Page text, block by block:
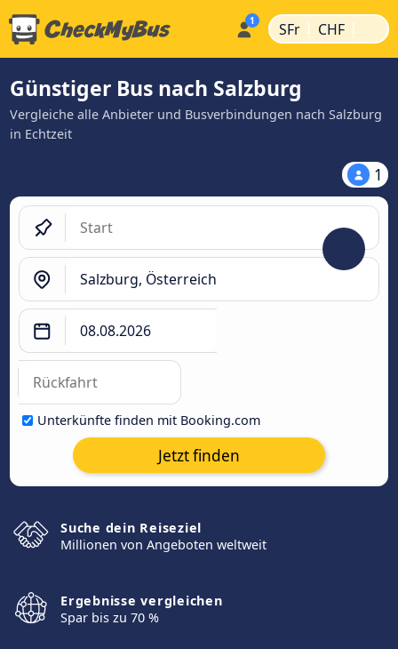
SFr | CHF |
Günstiger Bus nach Salzburg
Vergleiche alle Anbieter und Busverbindungen nach Salzburg
in Echtzeit
1
Unterkünfte finden mit Booking.com
Jetzt finden
Suche dein Reiseziel
Millionen von Angeboten weltweit
Ergebnisse vergleichen
Spar bis zu 70 %